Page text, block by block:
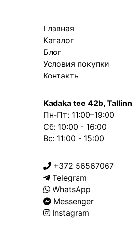
Главная
Каталог
Блог
Условия покупки
Контакты
Kadaka tee 42b, Tallinn
Пн-Пт: 11:00–19:00
Сб: 10:00 - 16:00
Вс: 11:00 - 15:00
+372 56567067
Telegram
WhatsApp
Messenger
Instagram